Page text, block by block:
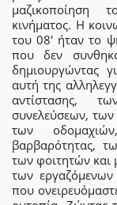
μαζικοποίηση
κινήματος. Η
του 08′ ήταν το
που δεν
δημιουργώντας
αυτή της
αντίστασης,
συνελεύσεων, των
των
βαρβαρότητας,
των φοιτητών
των
που